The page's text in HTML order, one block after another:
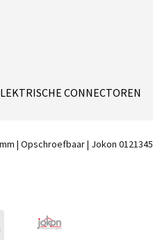
CONNECTOREN
| Opschroefbaar | Jokon 0121345